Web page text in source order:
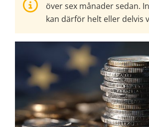
över sex månader sedan.
kan därför helt eller delvis